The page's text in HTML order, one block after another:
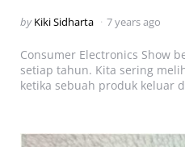
Posted
by Kiki Sidharta 7 years ago
Consumer Electronics Show
setiap tahun. Kita sering
ketika sebuah produk keluar